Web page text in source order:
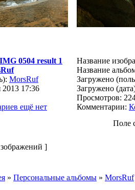
IMG 0504 result 1
MorsRuf
2013 17:36
ещё нет
Название
Название
Загружено
Загружено
Просмотров:
Комментарии:
Поле
]
» Персональные альбомы » MorsRuf